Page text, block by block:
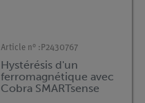
Article n° : P2430767
Hystérésis d'un
ferromagnétique avec
Cobra SMARTsense